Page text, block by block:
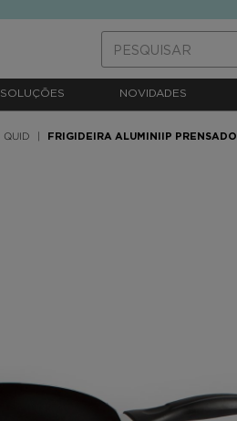
SOLUÇÕES NOVIDADES
QUID FRIGIDEIRA ALUMINIIP PRENSADO